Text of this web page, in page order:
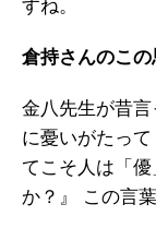
すね。
倉持さんのこの
金八先生が昔
に憂いがたっ
てこそ人は「
か？』 この言